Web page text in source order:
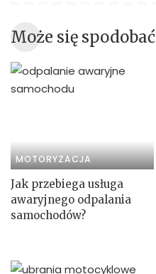
Może się spodobać
MOTORYZACJA
Jak przebiega usługa
awaryjnego odpalania
samochodów?